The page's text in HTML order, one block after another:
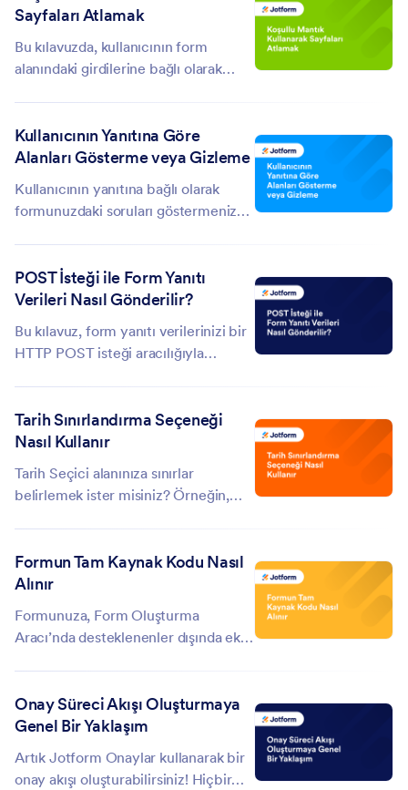
Sayfaları Atlamak
Bu kılavuzda, kullanıcının form
alanındaki girdilerine bağlı olarak
demo formu kullanıyor olacağız.
Açılır listede seçilen opsiyona bağlı
Kullanıcının Yanıtına Göre
Alanları Gösterme veya Gizleme
Kullanıcının yanıtına bağlı olarak
formunuzdaki soruları göstermeniz
kullanabilirsiniz. Örnek olarak bu
demo...
POST İsteği ile Form Yanıtı
Verileri Nasıl Gönderilir?
Bu kılavuz, form yanıtı verilerinizi bir
HTTP POST isteği aracılığıyla
gönderebileceğinizi anlatmaktadır.
Hadi başlayalım: Form Oluşturucu'da
Tarih Sınırlandırma Seçeneği
Nasıl Kullanır
Tarih Seçici alanınıza sınırlar
belirlemek ister misiniz? Örneğin,
istiyorsunuz diyelim. Bu, varsayılan
Tarih Seçici alanına eklenen yeni ve
Formun Tam Kaynak Kodu Nasıl
Alınır
Formunuza, Form Oluşturma
Aracı’nda desteklenenler dışında ek
dosyalarını kendi sunucunuzda
barındırmak ister misiniz? Cevabınız
Kodları...
Onay Süreci Akışı Oluşturmaya
Genel Bir Yaklaşım
Artık Jotform Onaylar kullanarak bir
onay akışı oluşturabilirsiniz! Hiçbir